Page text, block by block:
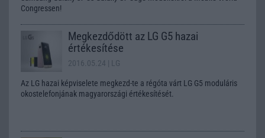
Congressen!
Megkezdődött az LG G5 hazai
értékesítése
2016.05.24 | LG
Az LG hazai képviselete megkezd-te a régóta várt LG G5 moduláris
okostelefonjának magyarországi értékesítését.